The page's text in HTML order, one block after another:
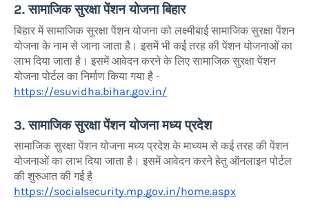
2. सामाजिक सुरक्षा पेंशन योजना बिहार
बिहार में सामाजिक सुरक्षा पेंशन योजना को लक्ष्मीबाई सामाजिक सुरक्षा पेंशन
योजना के नाम से जाना जाता है। इसमें भी कई तरह की पेंशन योजनाओं का
लाभ दिया जाता है। इसमें आवेदन करने के लिए सामाजिक सुरक्षा पेंशन
योजना पोर्टल का निर्माण किया गया है -
https://esuvidha.bihar.gov.in/
3. सामाजिक सुरक्षा पेंशन योजना मध्य प्रदेश
सामाजिक सुरक्षा पेंशन योजना मध्य प्रदेश के माध्यम से कई तरह की पेंशन
योजनाओं का लाभ दिया जाता है। इसमें आवेदन करने हेतु ऑनलाइन पोर्टल
की शुरुआत की गई है
https://socialsecurity.mp.gov.in/home.aspx